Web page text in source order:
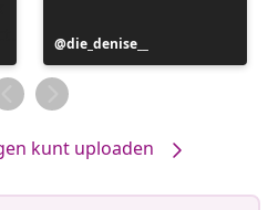
Bericht
gepubliceerd
door
die_denise__
kunt uploaden